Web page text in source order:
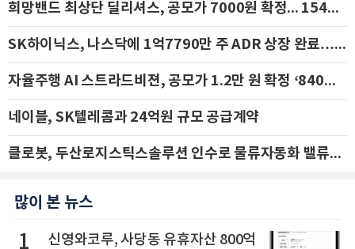
희망밴드 최상단 딜리셔스, 공모가 7000원 확정... 154억 규모 IPO 돌입
SK하이닉스, 나스닥에 1억7790만 주 ADR 상장 완료…29일 국내 추가 상장
자율주행 AI 스트라드비젼, 공모가 1.2만 원 확정 ‘840억 수혈’
네이블, SK텔레콤과 24억원 규모 공급계약
클로봇, 두산로지스틱스솔루션 인수로 물류자동화 밸류체인 확장 추진 - IBK투자증권
많이 본 뉴스
1 신영와코루, 사당동 유휴자산 800억